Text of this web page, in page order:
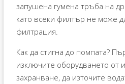
запушена гумена тръба на
като всеки филтър не може
филтрация.
Как да стигна до помпата?
изключите оборудването от
захранване, да източите